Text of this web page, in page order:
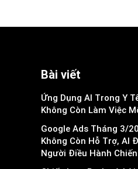
Bài viết
Ứng Dụng AI Trong Y
Không Còn Làm Việc
Google Ads Tháng 3/
Không Còn Hỗ Trợ, AI
Người Điều Hành